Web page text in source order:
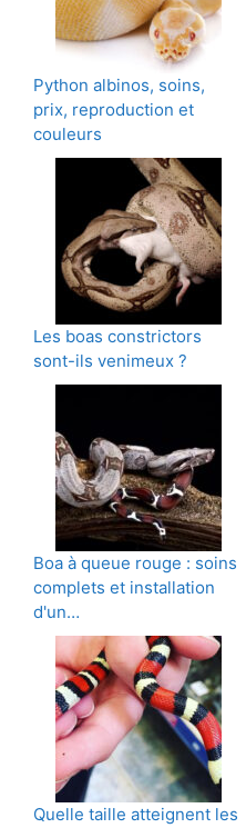
Python albinos, soins,
prix, reproduction et
couleurs
Les boas constrictors
sont-ils venimeux ?
Boa à queue rouge : soins
complets et installation
d'un…
Quelle taille atteignent les